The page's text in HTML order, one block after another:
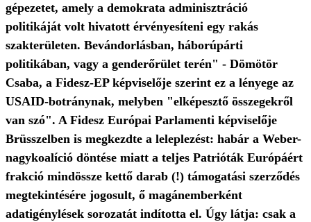
gépezetet, amely a demokrata adminisztráció
politikáját volt hivatott érvényesíteni egy rakás
szakterületen. Bevándorlásban, háborúpárti
politikában, vagy a genderőrület terén" - Dömötör
Csaba, a Fidesz-EP képviselője szerint ez a lényege az
USAID-botránynak, melyben "elképesztő összegekről
van szó". A Fidesz Európai Parlamenti képviselője
Brüsszelben is megkezdte a leleplezést: habár a Weber-
nagykoalíció döntése miatt a teljes Patrióták Európáért
frakció mindössze kettő darab (!) támogatási szerződés
megtekintésére jogosult, ő magánemberként
adatigénylések sorozatát indította el. Úgy látja: csak a